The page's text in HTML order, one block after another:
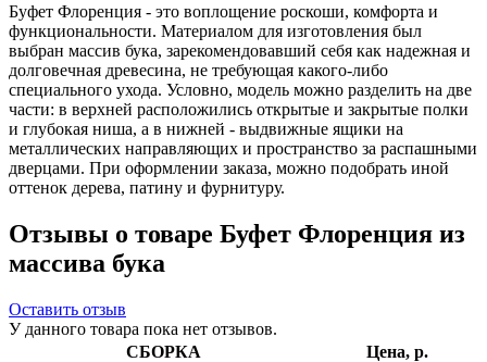
Буфет Флоренция - это воплощение роскоши, комфорта и
функциональности. Материалом для изготовления был
выбран массив бука, зарекомендовавший себя как надежная и
долговечная древесина, не требующая какого-либо
специального ухода. Условно, модель можно разделить на две
части: в верхней расположились открытые и закрытые полки
и глубокая ниша, а в нижней - выдвижные ящики на
металлических направляющих и пространство за распашными
дверцами. При оформлении заказа, можно подобрать иной
оттенок дерева, патину и фурнитуру.
Отзывы о товаре Буфет Флоренция из
массива бука
Оставить отзыв
У данного товара пока нет отзывов.
СБОРКА
Цена, р.